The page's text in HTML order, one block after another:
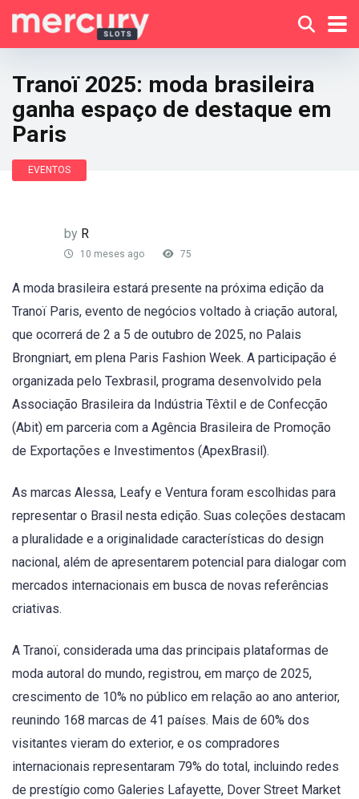
Tranoï 2025: moda brasileira
ganha espaço de destaque em
Paris
EVENTOS
by R
10 meses ago 75
A moda brasileira estará presente na próxima edição da
Tranoï Paris, evento de negócios voltado à criação autoral,
que ocorrerá de 2 a 5 de outubro de 2025, no Palais
Brongniart, em plena Paris Fashion Week. A participação é
organizada pelo Texbrasil, programa desenvolvido pela
Associação Brasileira da Indústria Têxtil e de Confecção
(Abit) em parceria com a Agência Brasileira de Promoção
de Exportações e Investimentos (ApexBrasil).
As marcas Alessa, Leafy e Ventura foram escolhidas para
representar o Brasil nesta edição. Suas coleções destacam
a pluralidade e a originalidade características do design
nacional, além de apresentarem potencial para dialogar com
mercados internacionais em busca de novas referências
criativas.
A Tranoï, considerada uma das principais plataformas de
moda autoral do mundo, registrou, em março de 2025,
crescimento de 10% no público em relação ao ano anterior,
reunindo 168 marcas de 41 países. Mais de 60% dos
visitantes vieram do exterior, e os compradores
internacionais representaram 79% do total, incluindo redes
de prestígio como Galeries Lafayette, Dover Street Market